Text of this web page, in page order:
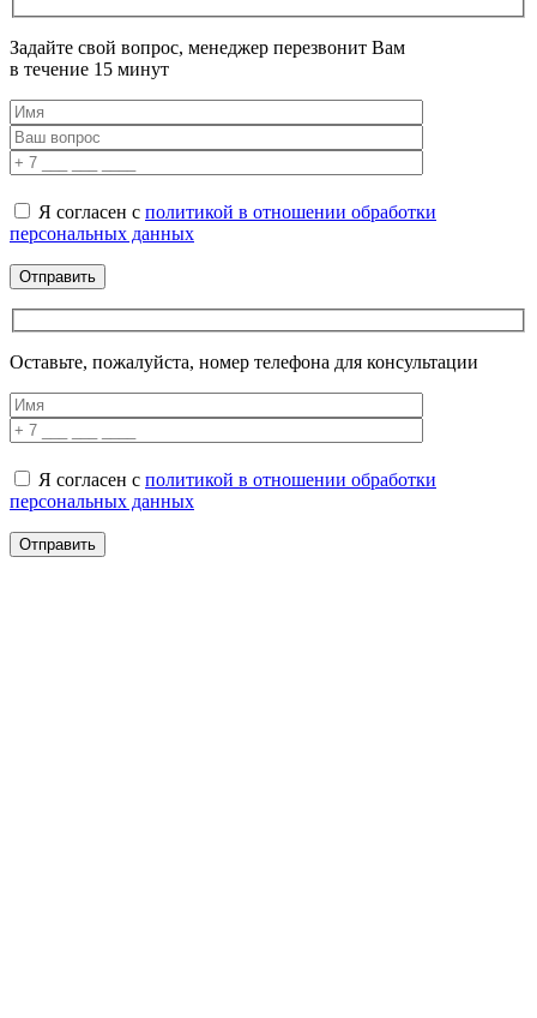
Задайте свой вопрос, менеджер перезвонит Вам
в течение 15 минут
Я согласен с политикой в отношении обработки
персональных данных
Оставьте, пожалуйста, номер телефона для консультации
Я согласен с политикой в отношении обработки
персональных данных